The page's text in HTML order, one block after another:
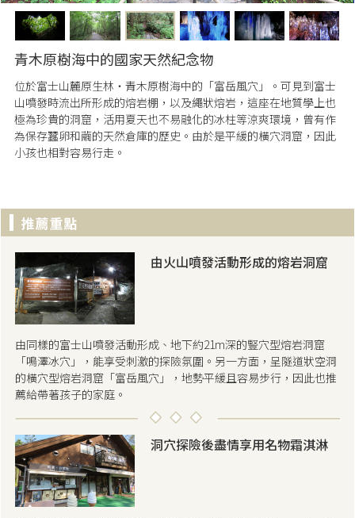
青木原樹海中的國家天然紀念物
位於富士山麓原生林・青木原樹海中的「富岳風穴」。可見到富士
山噴發時流出所形成的熔岩棚，以及繩狀熔岩，這座在地質學上也
極為珍貴的洞窟，活用夏天也不易融化的冰柱等涼爽環境，曾有作
為保存蠶卵和繭的天然倉庫的歷史。由於是平緩的橫穴洞窟，因此
小孩也相對容易行走。
由火山噴發活動形成的熔岩洞窟
由同樣的富士山噴發活動形成、地下約21m深的豎穴型熔岩洞窟
「鳴澤冰穴」，能享受刺激的探險氛圍。另一方面，呈隧道狀空洞
的橫穴型熔岩洞窟「富岳風穴」，地勢平緩且容易步行，因此也推
薦給帶著孩子的家庭。
洞穴探險後盡情享用名物霜淇淋